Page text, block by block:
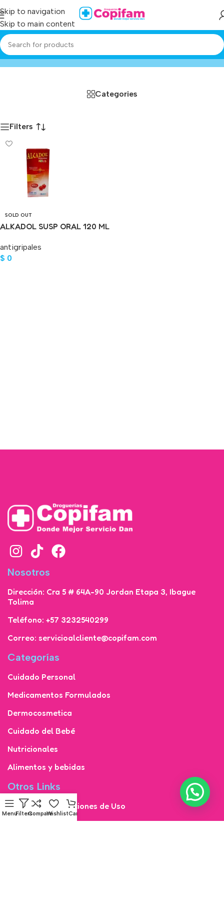
Skip to navigation
Skip to main content
alkadolHome/Producto
Categories
Filters
SOLD OUT
ALKADOL SUSP ORAL 120 ML
antigripales
$ 0
Nosotros
Dirección: Cra 5 # 64A-90 Jordan Etapa 3, Ibague
Tolima
Teléfono: +57 3232540299
Correo: servicioalcliente@copifam.com
Categorías
Cuidado Personal
Medicamentos Formulados
Dermocosmetica
Cuidado del Bebé
Nutricionales
Alimentos y bebidas
Otros Links
Términos y Condiciones de Uso
Derecho de Retracto y Reversión de Pago
MenuFiltersCompareWishlistCart